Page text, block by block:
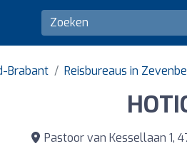
Brabant Reisbureaus in
Pastoor van Kessellaan 1,